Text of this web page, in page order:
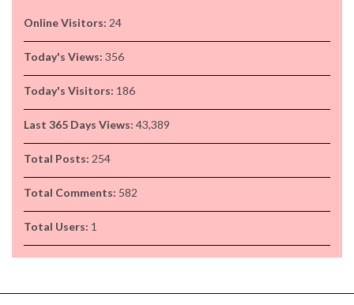
Online Visitors: 24
Today's Views: 356
Today's Visitors: 186
Last 365 Days Views: 43,389
Total Posts: 254
Total Comments: 582
Total Users: 1